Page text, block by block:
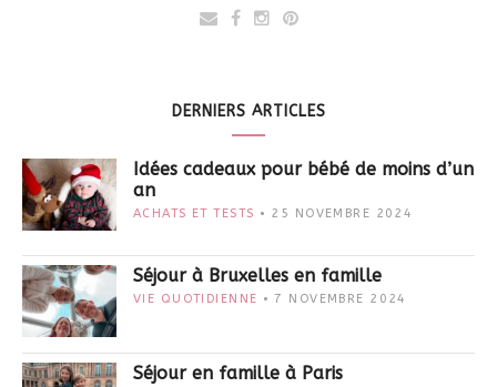
DERNIERS ARTICLES
Idées cadeaux pour bébé de moins d’un
an
ACHATS ET TESTS 25 NOVEMBRE 2024
Séjour à Bruxelles en famille
VIE QUOTIDIENNE 7 NOVEMBRE 2024
Séjour en famille à Paris